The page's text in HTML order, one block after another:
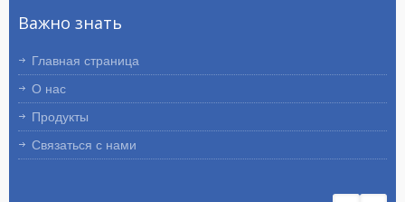
Важно знать
Главная страница
О нас
Продукты
Связаться с нами